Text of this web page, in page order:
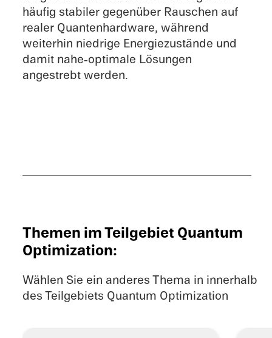
häufig stabi­ler gegen­über Rauschen auf
realer Quanten­hard­ware, während
weiter­hin niedrige Energie­zu­stände und
damit nahe‑optimale Lösun­gen
angestrebt werden.
Themen im Teilgebiet Quantum
Optimiza­tion:
Wählen Sie ein anderes Thema in innerhalb
des Teilgebiets Quantum Optimiza­tion